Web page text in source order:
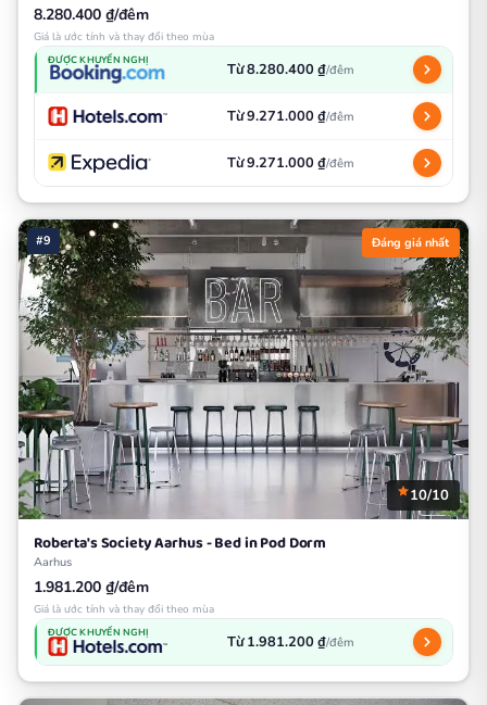
8.280.400 ₫/đêm
Giá là ước tính và thay đổi theo mùa
ĐƯỢC KHUYẾN NGHỊ Từ 8.280.400 ₫/đêm
Từ 9.271.000 ₫/đêm
Từ 9.271.000 ₫/đêm
#9 Đáng giá nhất
10/10
Roberta's Society Aarhus - Bed in Pod Dorm
Aarhus
1.981.200 ₫/đêm
Giá là ước tính và thay đổi theo mùa
ĐƯỢC KHUYẾN NGHỊ Từ 1.981.200 ₫/đêm